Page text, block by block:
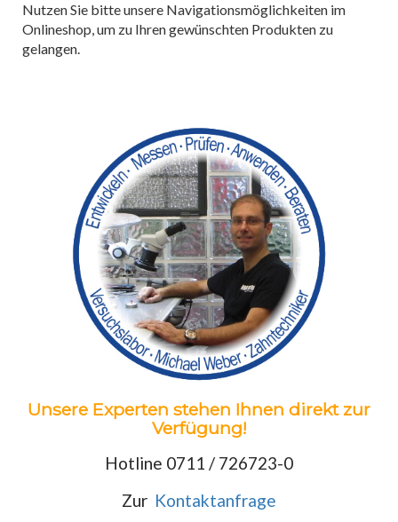
Nutzen Sie bitte unsere Navigationsmöglichkeiten im
Onlineshop, um zu Ihren gewünschten Produkten zu
gelangen.
Unsere Experten stehen Ihnen direkt zur
Verfügung!
Hotline 0711 / 726723-0
Zur Kontaktanfrage